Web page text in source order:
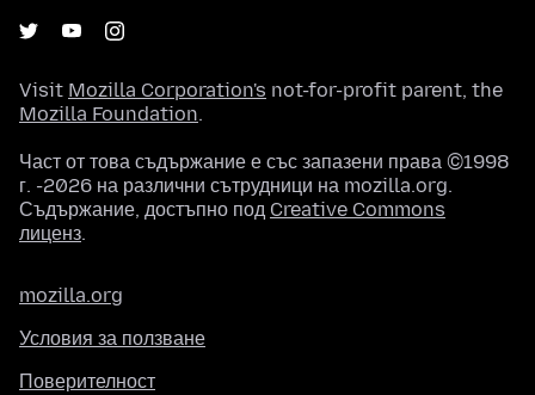
Visit Mozilla Corporation's not-for-profit parent, the
Mozilla Foundation.
Част от това съдържание е със запазени права ©1998
г. -2026 на различни сътрудници на mozilla.org.
Съдържание, достъпно под Creative Commons
лиценз.
mozilla.org
Условия за ползване
Поверителност